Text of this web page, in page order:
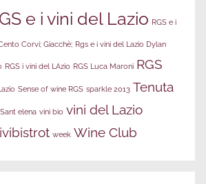
e i vini del Lazio RGS e i
Corvi; Giacchè; Rgs e i vini del Lazio Dylan
RGS i vini del LAzio RGS Luca Maroni RGS
Sense of wine RGS sparkle 2013 Tenuta
elena vini bio vini del Lazio
week Wine Club